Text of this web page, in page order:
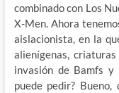
combinado con Los
X-Men. Ahora
aislacionista, en la
alienígenas,
invasión de Bamfs y
puede pedir?